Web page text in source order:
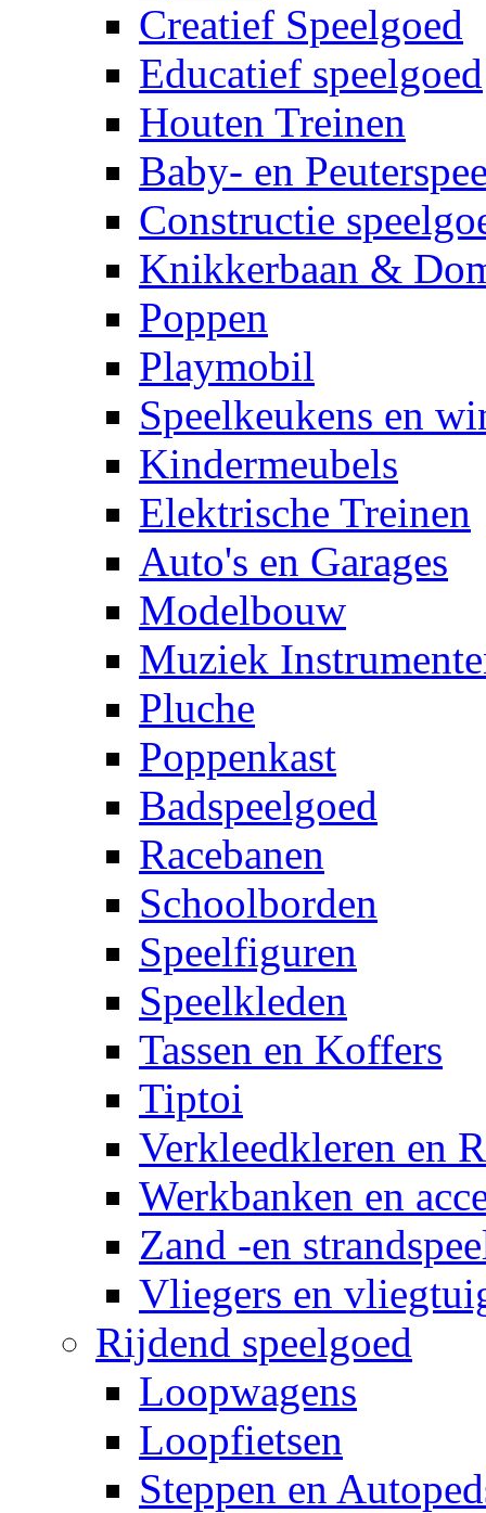
Creatief Speelgoed
Educatief speelgoed
Houten Treinen
Baby- en
Constructie
Knikkerbaan &
Poppen
Playmobil
Speelkeukens en
Kindermeubels
Elektrische Treinen
Auto's en Garages
Modelbouw
Muziek
Pluche
Poppenkast
Badspeelgoed
Racebanen
Schoolborden
Speelfiguren
Speelkleden
Tassen en Koffers
Tiptoi
Verkleedkleren en
Werkbanken en
Zand -en
Vliegers en
Rijdend speelgoed
Loopwagens
Loopfietsen
Steppen en